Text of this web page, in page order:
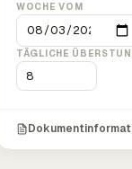
WOCHE VOM
TÄGLICHE